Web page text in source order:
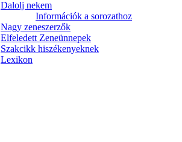
Dalolj nekem
Információk a sorozathoz
Nagy zeneszerzők
Elfeledett Zeneünnepek
Szakcikk hiszékenyeknek
Lexikon